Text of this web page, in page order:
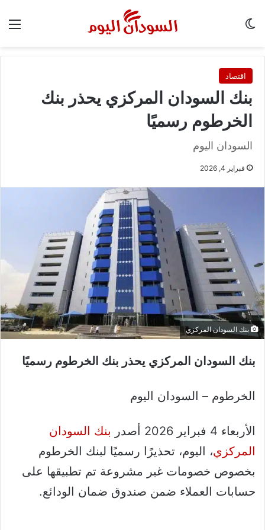
اقتصاد
بنك السودان المركزي يحذر بنك
الخرطوم رسميًا
السودان اليوم
فبراير 4, 2026
بنك السودان المركزي
بنك السودان المركزي يحذر بنك الخرطوم رسميًا
الخرطوم – السودان اليوم
الأربعاء 4 فبراير 2026 أصدر
بنك السودان
المركزي، اليوم، تحذيرًا رسميًا لبنك الخرطوم
بخصوص خصومات غير مشروعة تم تطبيقها على
حسابات العملاء ضمن صندوق ضمان الودائع.